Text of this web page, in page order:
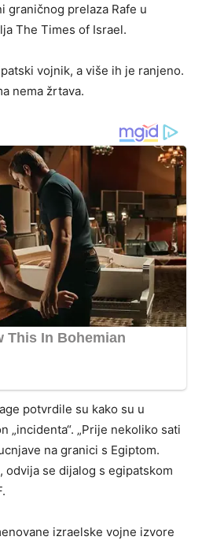
graničnog prelaza Rafe u
The Times of Israel.
vojnik, a više ih je ranjeno.
nema žrtava.
potvrdile su kako su u
„incidenta“. „Prije nekoliko sati
na granici s Egiptom.
odvija se dijalog s egipatskom
izraelske vojne izvore